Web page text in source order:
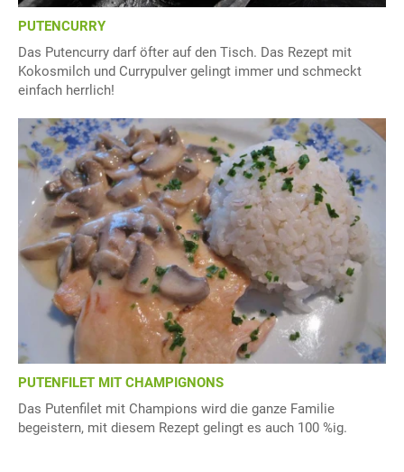
PUTENCURRY
Das Putencurry darf öfter auf den Tisch. Das Rezept mit
Kokosmilch und Currypulver gelingt immer und schmeckt
einfach herrlich!
PUTENFILET MIT CHAMPIGNONS
Das Putenfilet mit Champions wird die ganze Familie
begeistern, mit diesem Rezept gelingt es auch 100 %ig.